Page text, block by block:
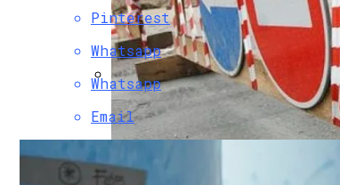
G7 Договорились
Коронавирус В США Оказался
Pinterest
Whatsapp
Whatsapp
Email